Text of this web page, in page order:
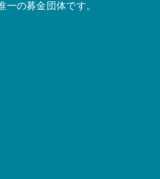
一の募金団体です。